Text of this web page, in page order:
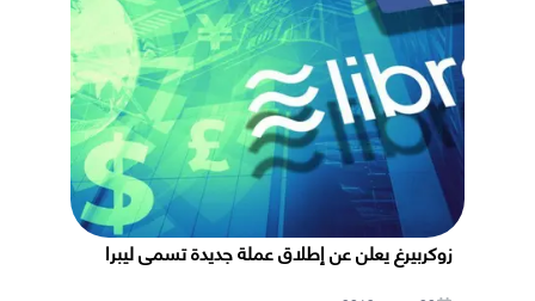
زوكربيرغ يعلن عن إطلاق عملة جديدة تسمى ليبرا